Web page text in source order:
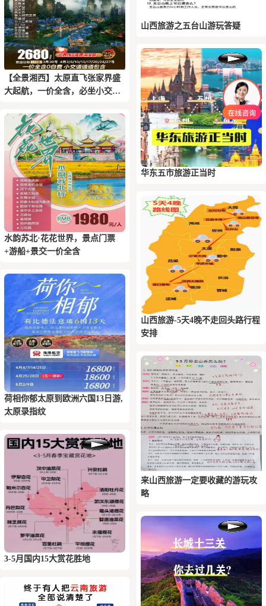
【全景湘西】太原直飞张家界盛
大起航，一价全含，必坐小交通
水韵苏北·花花世界，景点门票
+游船+景交一价全含
荷相你‬郁太原到欧洲六国13日游,
太原录指纹
3-5月国内15大赏花胜地
山西旅游之五台山游玩答疑
华东五市旅游正当时
山西旅游-5天4晚不走回头路行程
安排
来山西旅游一定要收藏的游玩攻
略